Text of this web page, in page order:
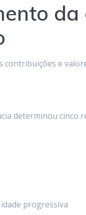
contribuições e
determinou cinco
progressiva